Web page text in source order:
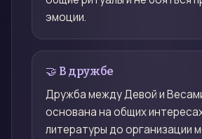
эмоции.
🤝 В дружбе
Дружба между Девой и
основана на общих
литературы до организации